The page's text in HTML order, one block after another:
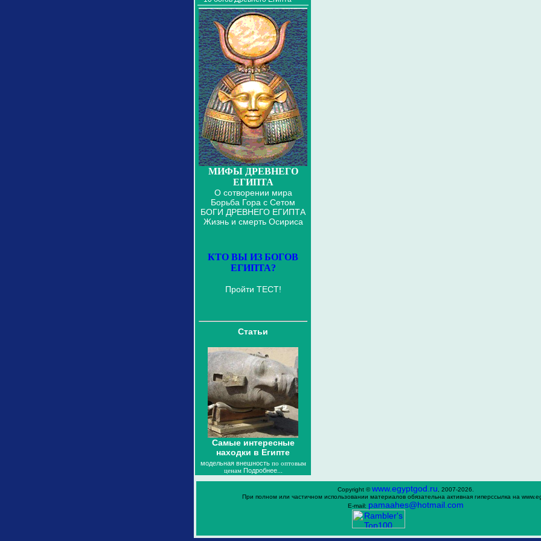
МИФЫ ДРЕВНЕГО
ЕГИПТА
О сотворении мира
Борьба Гора с Сетом
БОГИ ДРЕВНЕГО ЕГИПТА
Жизнь и смерть Осириса
КТО ВЫ ИЗ БОГОВ
ЕГИПТА?
Пройти ТЕСТ!
Статьи
Самые интересные
находки в Египте
модельная внешностьпо оптовым
ценам Подробнее...
Copyright ©www.egyptgod.ru , 2007-2026.
При полном или частичном использовании материалов обязательна активная гиперссылка на
E-mail: раmaahes@hotmail.com